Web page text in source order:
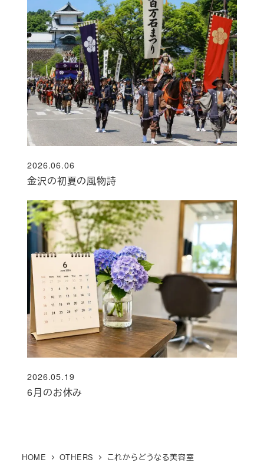
金沢の初夏の風物詩
投稿日
2026.06.06
6月のお休み
投稿日
2026.05.19
HOME OTHERS これからどうなる美容室